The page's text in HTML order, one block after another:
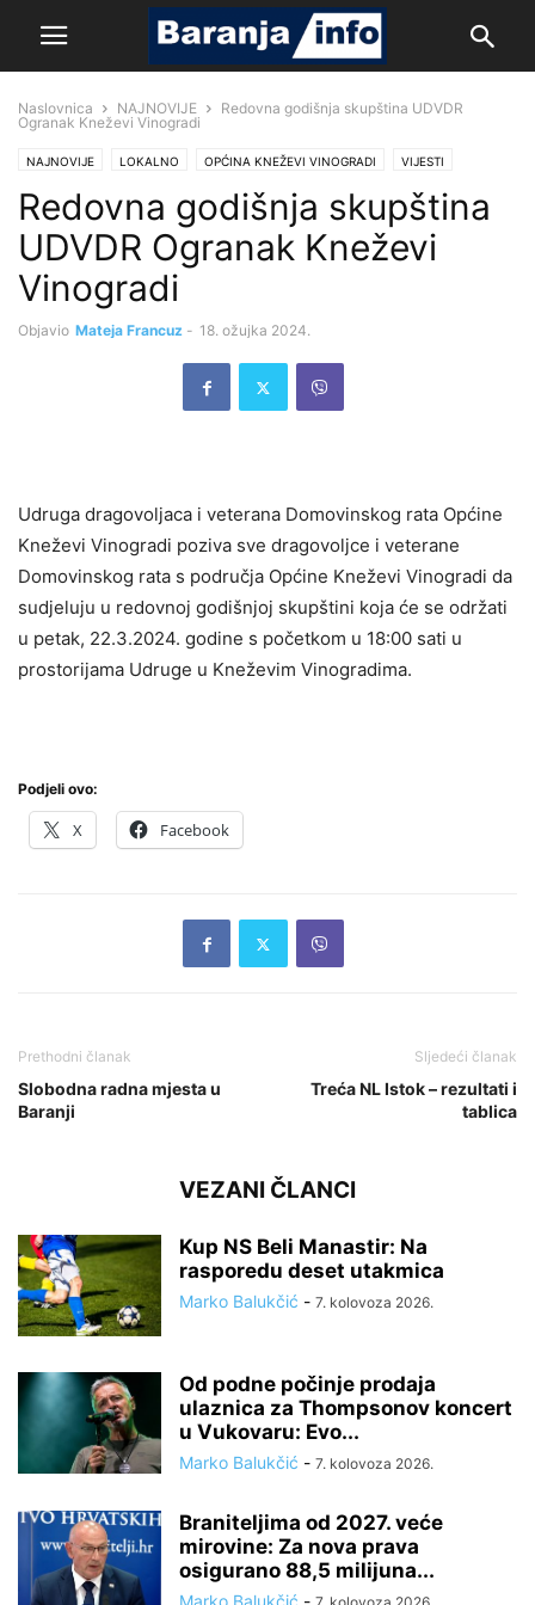
Naslovnica NAJNOVIJE
Redovna godišnja skupština UDVDR
Ogranak Kneževi Vinogradi
NAJNOVIJE LOKALNO OPĆINA KNEŽEVI VINOGRADI VIJESTI
Redovna godišnja skupština
UDVDR Ogranak Kneževi
Vinogradi
Objavio Mateja Francuz - 18. ožujka 2024.
Udruga dragovoljaca i veterana Domovinskog rata Općine
Kneževi Vinogradi poziva sve dragovoljce i veterane
Domovinskog rata s područja Općine Kneževi Vinogradi da
sudjeluju u redovnoj godišnjoj skupštini koja će se održati
u petak, 22.3.2024. godine s početkom u 18:00 sati u
prostorijama Udruge u Kneževim Vinogradima.
Podjeli ovo:
X Facebook
Prethodni članak
Slobodna radna mjesta u
Baranji
Sljedeći članak
Treća NL Istok – rezultati i
tablica
VEZANI ČLANCI
Kup NS Beli Manastir: Na
rasporedu deset utakmica
Marko Balukčić - 7. kolovoza 2026.
Od podne počinje prodaja
ulaznica za Thompsonov koncert
u Vukovaru: Evo...
Marko Balukčić - 7. kolovoza 2026.
Braniteljima od 2027. veće
mirovine: Za nova prava
osigurano 88,5 milijuna...
Marko Balukčić -